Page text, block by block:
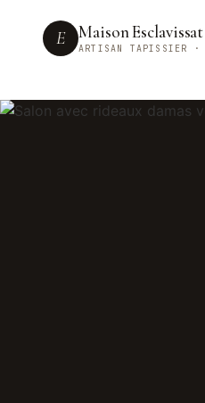
E Maison Esclavissat
ARTISAN TAPISSIER ·